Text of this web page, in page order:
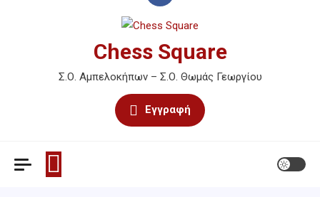
Chess Square
Σ.Ο. Αμπελοκήπων – Σ.Ο. Θωμάς Γεωργίου
Εγγραφή